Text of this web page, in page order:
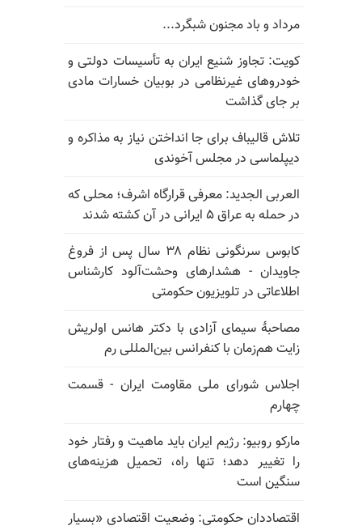
مرداد و باد مجنون شبگرد...
کویت: تجاوز شنیع ایران به تأسیسات دولتی و
خودروهای غیرنظامی در بوبیان خسارات مادی
بر جای گذاشت
تلاش قالیباف برای جا انداختن نیاز به مذاکره و
دیپلماسی در مجلس آخوندی
العربی الجدید: معرفی قرارگاه اشرف؛ محلی که
در حمله به عراق ۵ ایرانی در آن کشته شدند
کابوس سرنگونی نظام ۳۸ سال پس از فروغ
جاویدان - هشدارهای وحشت‌آلود کارشناس
اطلاعاتی در تلویزیون حکومتی
مصاحبهٔ سیمای آزادی با دکتر هانس اولریش
زایت هم‌زمان با کنفرانس بین‌المللی رم
اجلاس شورای ملی مقاومت ایران - قسمت
چهارم
مارکو روبیو: رژیم ایران باید ماهیت و رفتار خود
را تغییر دهد؛ تنها راه، تحمیل هزینه‌های
سنگین است
اقتصاددان حکومتی: وضعیت اقتصادی «بسیار